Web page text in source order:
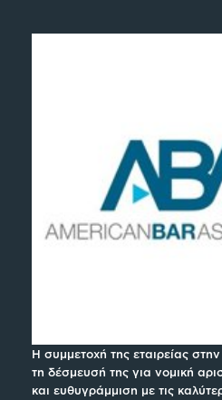
Η συμμετοχή της εταιρείας στην
τη δέσμευσή της για νομική
και ευθυγράμμιση με τις